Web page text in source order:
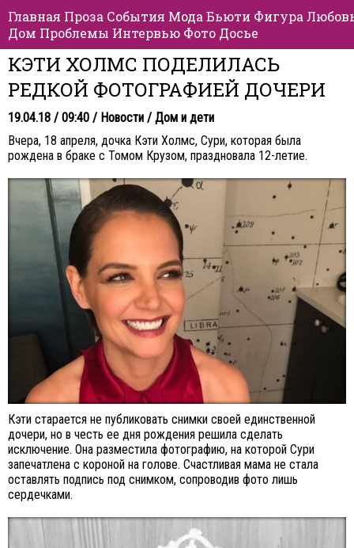
Главная Проза События Мода Бьюти Фигура
Дом Проблемы Интервью Фото Досье
КЭТИ ХОЛМС ПОДЕЛИЛАСЬ
РЕДКОЙ ФОТОГРАФИЕЙ ДОЧЕРИ
19.04.18 / 09:40 / Новости / Дом и дети
Вчера, 18 апреля, дочка Кэти Холмс, Сури, которая была
рождена в браке с Томом Крузом, праздновала 12-летие.
Кэти старается не публиковать снимки своей единственной
дочери, но в честь ее дня рождения решила сделать
исключение. Она разместила фотографию, на которой Сури
запечатлена с короной на голове. Счастливая мама не стала
оставлять подпись под снимком, сопроводив фото лишь
сердечками.